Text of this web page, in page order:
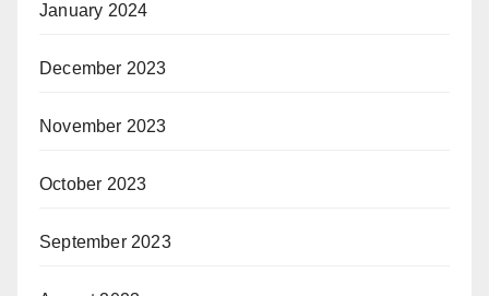
January 2024
December 2023
November 2023
October 2023
September 2023